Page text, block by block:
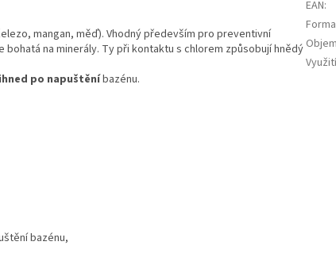
mangan, měď). Vhodný především pro preventivní
na minerály. Ty při kontaktu s chlorem způsobují hnědý
ihned po napuštěníbazénu.
bazénu,
EAN:
Forma
Objem